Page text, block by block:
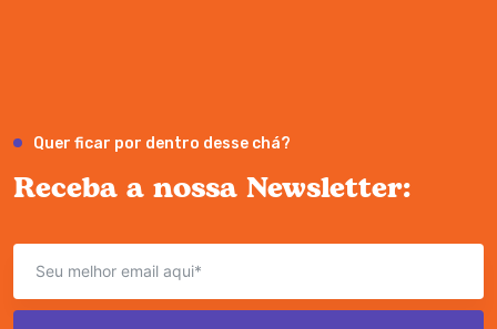
Quer ficar por dentro desse chá?
Receba a nossa Newsletter: